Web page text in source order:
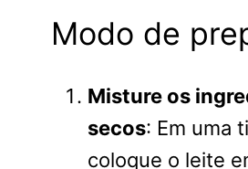
Modo de
Misture os
secos: Em uma
coloque o leite